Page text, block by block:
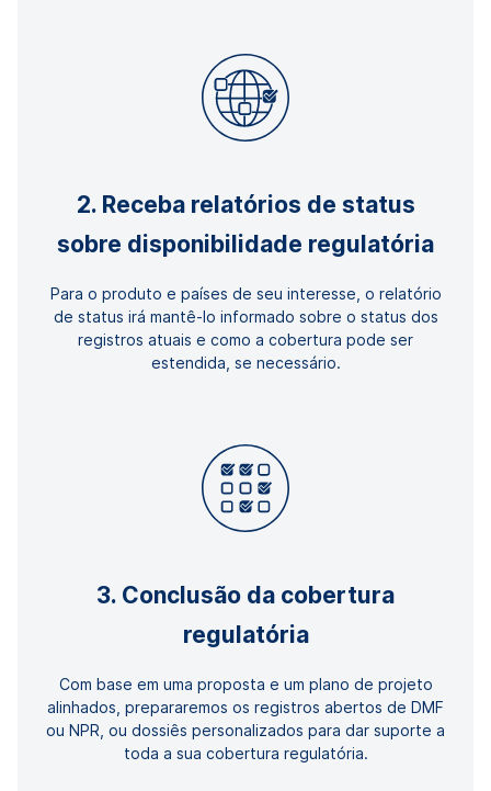
2. Receba relatórios de status
sobre disponibilidade regulatória
Para o produto e países de seu interesse, o relatório
de status irá mantê-lo informado sobre o status dos
registros atuais e como a cobertura pode ser
estendida, se necessário.
3. Conclusão da cobertura
regulatória
Com base em uma proposta e um plano de projeto
alinhados, prepararemos os registros abertos de DMF
ou NPR, ou dossiês personalizados para dar suporte a
toda a sua cobertura regulatória.